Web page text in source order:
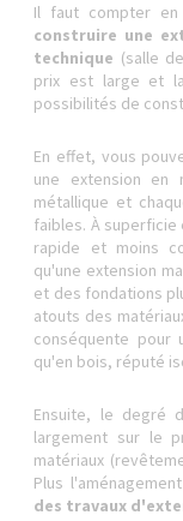
Il faut compter en
construire une
technique (salle
prix est large et
possibilités de
En effet, vous
une extension en
métallique et
faibles. À superficie
rapide et moins
qu'une extension
et des fondations
atouts des
conséquente pour
qu'en bois, réputé
Ensuite, le degré
largement sur le
matériaux
Plus
des travaux